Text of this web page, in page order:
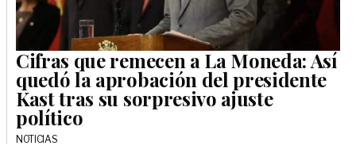
Cifras que remecen a La Moneda: Así
quedó la aprobación del presidente
Kast tras su sorpresivo ajuste
político
NOTICIAS